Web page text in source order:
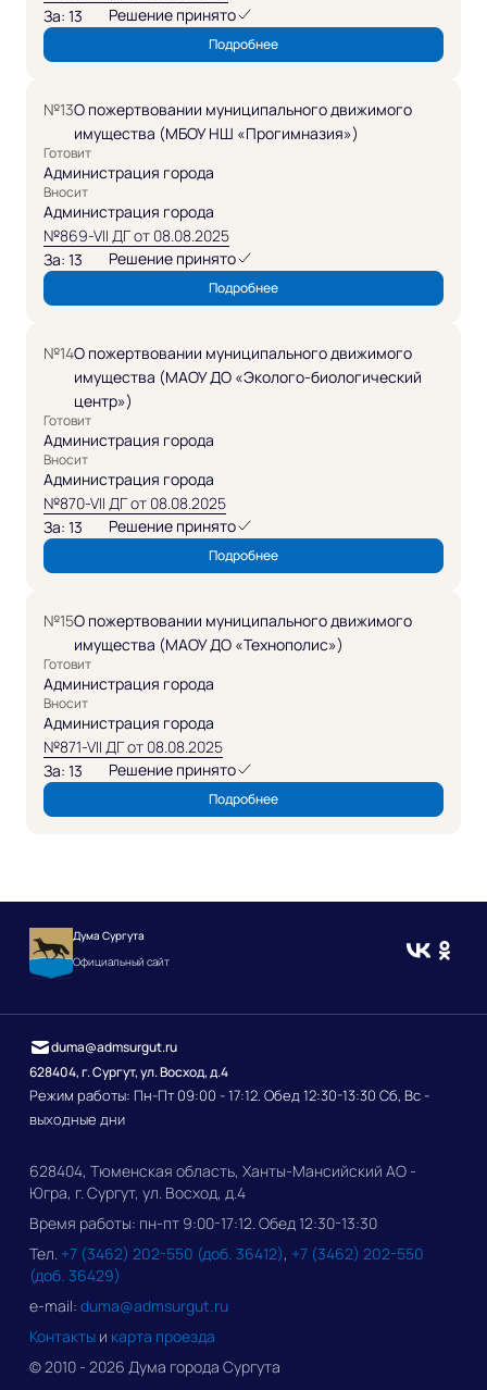
За: 13 Решение принято
Подробнее
№13О пожертвовании муниципального движимого
имущества (МБОУ НШ «Прогимназия»)
Готовит
Администрация города
Вносит
Администрация города
За: 13 Решение принято
№869-VII ДГ от 08.08.2025
Подробнее
№14О пожертвовании муниципального движимого
имущества (МАОУ ДО «Эколого-биологический
центр»)
Готовит
Администрация города
Вносит
Администрация города
За: 13 Решение принято
№870-VII ДГ от 08.08.2025
Подробнее
№15О пожертвовании муниципального движимого
имущества (МАОУ ДО «Технополис»)
Готовит
Администрация города
Вносит
Администрация города
За: 13 Решение принято
№871-VII ДГ от 08.08.2025
Подробнее
Дума Сургута
Официальный сайт
628404, г. Сургут, ул. Восход, д.4
Режим работы: Пн-Пт 09:00 - 17:12. Обед 12:30-13:30 Сб, Вс -
выходные дни
duma@admsurgut.ru
628404, Тюменская область, Ханты-Мансийский АО -
Югра, г. Сургут, ул. Восход, д.4
Время работы: пн-пт 9:00-17:12. Обед 12:30-13:30
Тел. +7 (3462) 202-550 (доб. 36412), +7 (3462) 202-550
(доб. 36429)
e-mail: duma@admsurgut.ru
Контакты и карта проезда
© 2010 - 2026 Дума города Сургута